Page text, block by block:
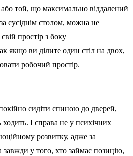
або той, що максимально віддалений
сусіднім столом, можна не
простір з боку
якщо ви ділите один стіл на двох,
робочий простір.
сидіти спиною до дверей,
ходить. І справа не у психічних
розвитку, адже за
у того, хто займає позицію,